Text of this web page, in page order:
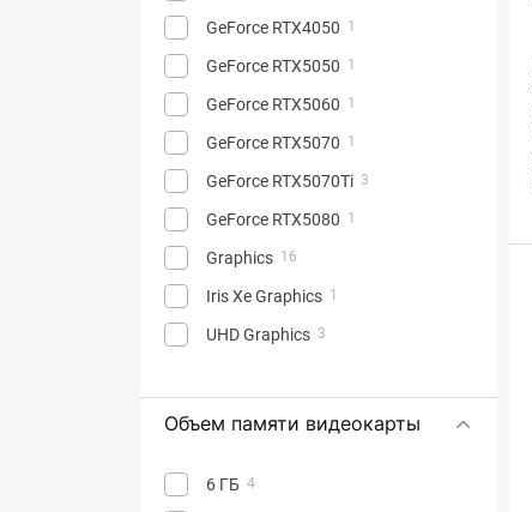
GeForce RTX4050 1
GeForce RTX5050 1
GeForce RTX5060 1
GeForce RTX5070 1
GeForce RTX5070Ti 3
GeForce RTX5080 1
Graphics 16
Iris Xe Graphics 1
UHD Graphics 3
Объем памяти видеокарты
6 ГБ 4